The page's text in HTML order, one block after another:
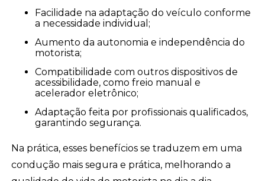
Facilidade na adaptação do veículo conforme
a necessidade individual;
Aumento da autonomia e independência do
motorista;
Compatibilidade com outros dispositivos de
acessibilidade, como freio manual e
acelerador eletrônico;
Adaptação feita por profissionais qualificados,
garantindo segurança.
Na prática, esses benefícios se traduzem em uma
condução mais segura e prática, melhorando a